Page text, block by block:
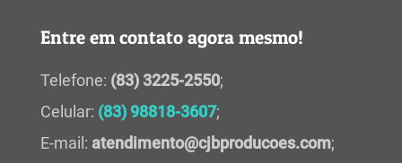
Entre em contato agora mesmo!
Telefone: (83) 3225-2550;
Celular: (83) 98818-3607;
E-mail: atendimento@cjbproducoes.com;